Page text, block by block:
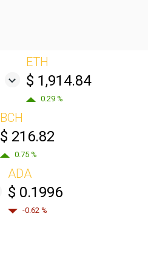
ETH
$ 1,914.84
0.29 %
BCH
$ 216.82
0.75 %
ADA
$ 0.1996
-0.62 %